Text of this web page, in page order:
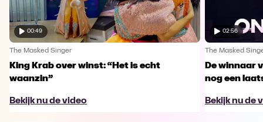
00:49
The Masked Singer
King Krab over winst: “Het is echt
waanzin”
Bekijk nu de video
02:56
The Masked
De winnaar
nog een
Bekijk nu de